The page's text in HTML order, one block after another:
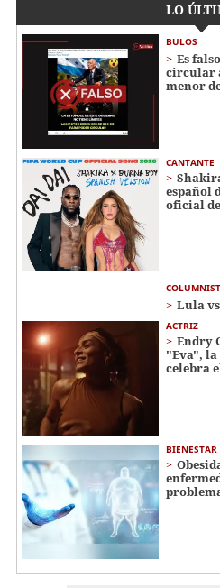
LO
BULOS
Es
circular
menor
CANTANTE
español
oficial
Lula
ACTRIZ
Endry
"Eva",
celebra
BIENESTAR